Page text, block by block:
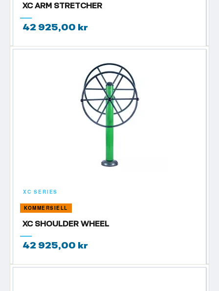
XC ARM STRETCHER
42 925,00 kr
XC SERIES
KOMMERSIELL
XC SHOULDER WHEEL
42 925,00 kr